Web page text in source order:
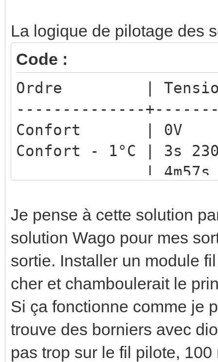
La logique de pilotage des
Code :
Ordre | Tension |
--------------
Confort |
Confort - 1°C | 3s
| 4m57s 0V |
| 4m53s 0V |
Eco |
Hors-gel | -
Arrêt |
Je pense à cette solution
solution Wago pour mes
sortie. Installer un module
cher et chamboulerait le
Si ça fonctionne comme je
trouve des borniers avec
pas trop sur le fil pilote,